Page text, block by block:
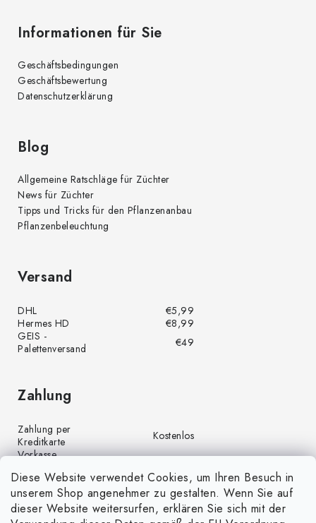
Diese Website verwendet Cookies, um Ihren Besuch in
unserem Shop angenehmer zu gestalten. Wenn Sie auf
dieser Website weitersurfen, erklären Sie sich mit der
Informationen für Sie
Geschäftsbedingungen
Geschäftsbewertung
Datenschutzerklärung
Blog
Allgemeine Ratschläge für Züchter
News für Züchter
Tipps und Tricks für den Pflanzenanbau
Pflanzenbeleuchtung
Versand
DHL
€5,99
Hermes HD
€8,99
GEIS -
Palettenversand
€49
Zahlung
Zahlung per
Kreditkarte
Kostenlos
Vorkasse
Zahlung per PayPal
Kostenlos
Nachnahme
€4,00